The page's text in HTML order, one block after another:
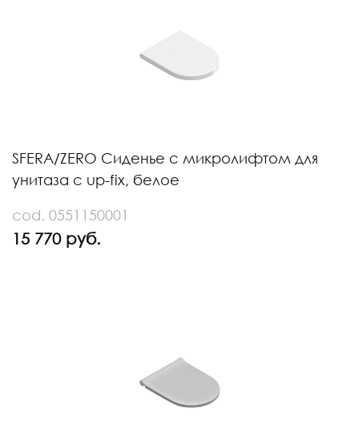
SFERA/ZERO Сиденье с микролифтом для
унитаза с up-fix, белое
cod. 0551150001
15 770 руб.